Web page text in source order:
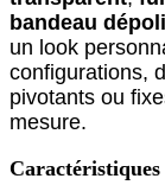
bandeau dépoli
un look
configurations,
pivotants ou
mesure.